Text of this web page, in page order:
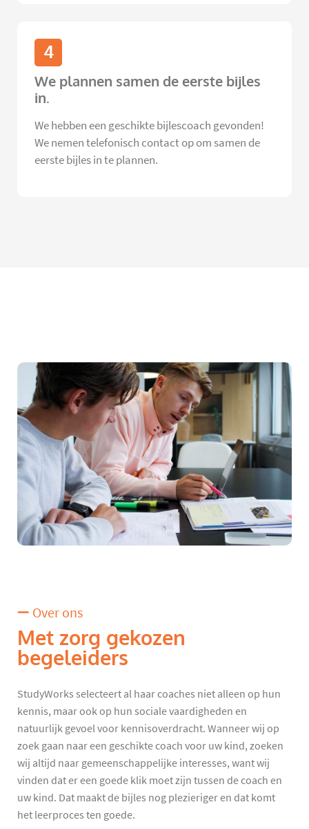
4
We plannen samen de eerste bijles
in.
We hebben een geschikte bijlescoach gevonden!
We nemen telefonisch contact op om samen de
eerste bijles in te plannen.
Over ons
Met zorg gekozen
begeleiders
StudyWorks selecteert al haar coaches niet alleen op hun
kennis, maar ook op hun sociale vaardigheden en
natuurlijk gevoel voor kennisoverdracht. Wanneer wij op
zoek gaan naar een geschikte coach voor uw kind, zoeken
wij altijd naar gemeenschappelijke interesses, want wij
vinden dat er een goede klik moet zijn tussen de coach en
uw kind. Dat maakt de bijles nog plezieriger en dat komt
het leerproces ten goede.